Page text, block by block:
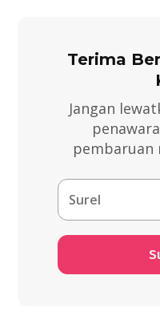
Terima
Jangan
pembaruan